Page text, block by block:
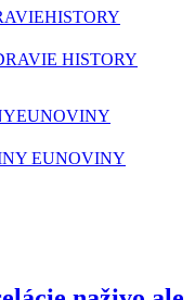
HISTORY
HISTORY
EUNOVINY
EUNOVINY